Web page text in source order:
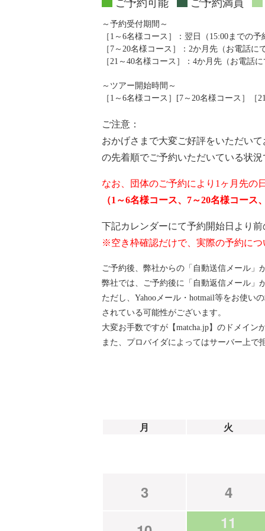
ご予約可能 ご予約満員
～予約受付期間～
［1～6名様コース］：翌日（15:00までの
［7～20名様コース］：2か月先（お電話
［21～40名様コース］：4か月先（お電話
～ツアー開始時間～
［1～6名様コース］[7～20名様コース］［
ご注意：
おかげさまで大変ご好評をいただい
の先着順でご予約いただいている状
なお、団体のご予約により1ヶ月先の
（1～6名様コース、7～20名様コー
下記カレンダーにて予約開始日より
※空き枠確認だけで、実際の予約に
ご予約後、弊社からの「自動送信メール」
弊社では、ご予約後に「自動返信メール」
ただし、Yahooメール・hotmail等をお使い
されている可能性がございます。
大変お手数ですが【matcha.jp】のドメイ
また、プロバイダによってはサーバー上
月 火
3
4
11